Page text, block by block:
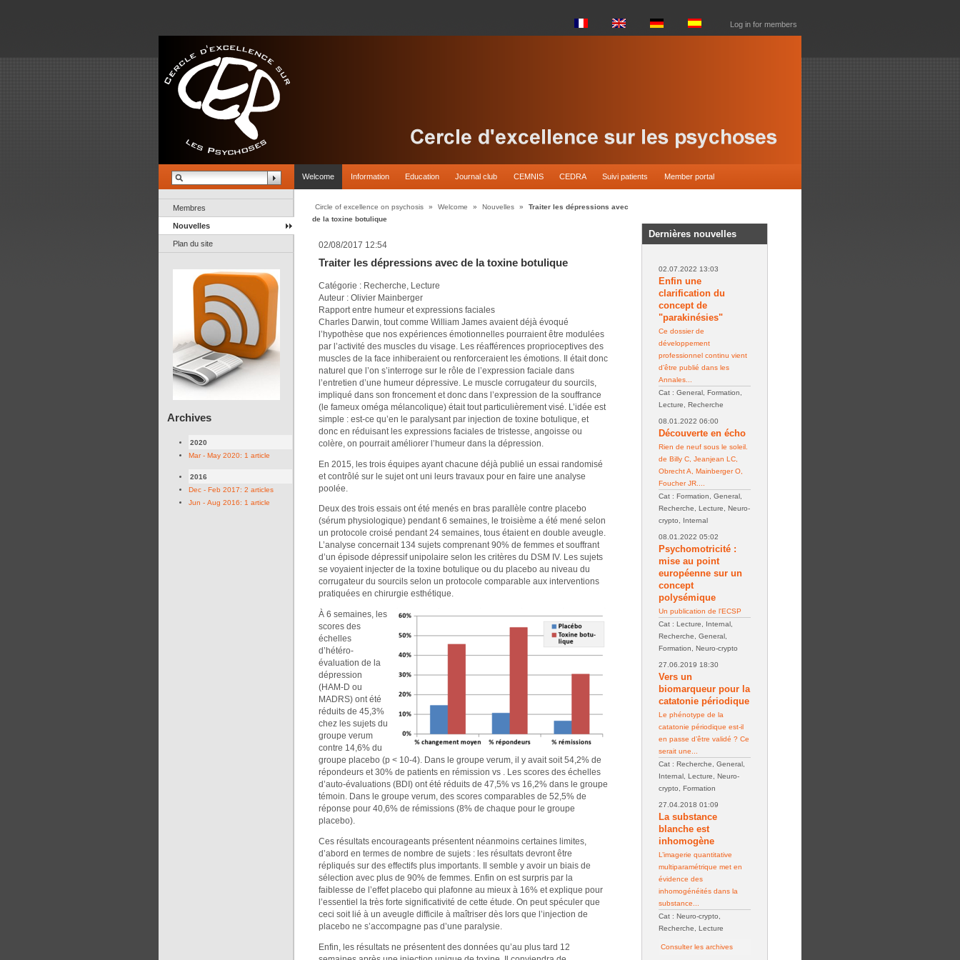
Log in for members
Welcome Information Education Journal club CEMNIS CEDRA Suivi patients Member portal
Membres
Nouvelles
Plan du site
Archives
2020
Mar - May 2020: 1 article
2016
Dec - Feb 2017: 2 articles
Jun - Aug 2016: 1 article
Circle of excellence on psychosis » Welcome » Nouvelles »
Traiter les dépressions avec
de la toxine botulique
02/08/2017 12:54
Traiter les dépressions avec de la toxine botulique
Catégorie : Recherche, Lecture
Auteur : Olivier Mainberger
Rapport entre humeur et expressions faciales
Charles Darwin, tout comme William James avaient déjà évoqué
l’hypothèse que nos expériences émotionnelles pourraient être modulées
par l’activité des muscles du visage. Les réafférences proprioceptives des
muscles de la face inhiberaient ou renforceraient les émotions. Il était donc
naturel que l’on s’interroge sur le rôle de l’expression faciale dans
l’entretien d’une humeur dépressive. Le muscle corrugateur du sourcils,
impliqué dans son froncement et donc dans l’expression de la souffrance
(le fameux oméga mélancolique) était tout particulièrement visé. L’idée est
simple : est-ce qu’en le paralysant par injection de toxine botulique, et
donc en réduisant les expressions faciales de tristesse, angoisse ou
colère, on pourrait améliorer l’humeur dans la dépression.
En 2015, les trois équipes ayant chacune déjà publié un essai randomisé
et contrôlé sur le sujet ont uni leurs travaux pour en faire une analyse
poolée.
Deux des trois essais ont été menés en bras parallèle contre placebo
(sérum physiologique) pendant 6 semaines, le troisième a été mené selon
un protocole croisé pendant 24 semaines, tous étaient en double aveugle.
L’analyse concernait 134 sujets comprenant 90% de femmes et souffrant
d’un épisode dépressif unipolaire selon les critères du DSM IV. Les sujets
se voyaient injecter de la toxine botulique ou du placebo au niveau du
corrugateur du sourcils selon un protocole comparable aux interventions
pratiquées en chirurgie esthétique.
À 6 semaines, les
scores des
échelles
d’hétéro-
évaluation de la
dépression
(HAM-D ou
MADRS) ont été
réduits de 45,3%
chez les sujets du
groupe verum
contre 14,6% du
groupe placebo (p < 10-4). Dans le groupe verum, il y avait soit 54,2% de
répondeurs et 30% de patients en rémission vs . Les scores des échelles
d’auto-évaluations (BDI) ont été réduits de 47,5% vs 16,2% dans le groupe
témoin. Dans le groupe verum, des scores comparables de 52,5% de
réponse pour 40,6% de rémissions (8% de chaque pour le groupe
placebo).
Ces résultats encourageants présentent néanmoins certaines limites,
d’abord en termes de nombre de sujets : les résultats devront être
répliqués sur des effectifs plus importants. Il semble y avoir un biais de
sélection avec plus de 90% de femmes. Enfin on est surpris par la
faiblesse de l’effet placebo qui plafonne au mieux à 16% et explique pour
l’essentiel la très forte significativité de cette étude. On peut spéculer que
ceci soit lié à un aveugle difficile à maîtriser dès lors que l’injection de
placebo ne s’accompagne pas d’une paralysie.
Enfin, les résultats ne présentent des données qu’au plus tard 12
Dernières nouvelles
02.07.2022 13:03
Enfin une
clarification du
concept de
"parakinésies"
Ce dossier de
développement
professionnel continu vient
d’être publié dans les
Annales...
Cat : General, Formation,
Lecture, Recherche
08.01.2022 06:00
Découverte en écho
Rien de neuf sous le soleil.
de Billy C, Jeanjean LC,
Obrecht A, Mainberger O,
Foucher JR....
Cat : Formation, General,
Recherche, Lecture, Neuro-
crypto, Internal
08.01.2022 05:02
Psychomotricité :
mise au point
européenne sur un
concept
polysémique
Un publication de l'ECSP
Cat : Lecture, Internal,
Recherche, General,
Formation, Neuro-crypto
27.06.2019 18:30
Vers un
biomarqueur pour la
catatonie périodique
Le phénotype de la
catatonie périodique est-il
en passe d’être validé ? Ce
serait une...
Cat : Recherche, General,
Internal, Lecture, Neuro-
crypto, Formation
27.04.2018 01:09
La substance
blanche est
inhomogène
L’imagerie quantitative
multiparamétrique met en
évidence des
inhomogénéités dans la
substance...
Cat : Neuro-crypto,
Recherche, Lecture
Consulter les archives